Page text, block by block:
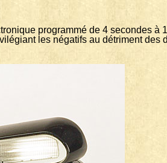
programmé de 4 secondes
les négatifs au détriment